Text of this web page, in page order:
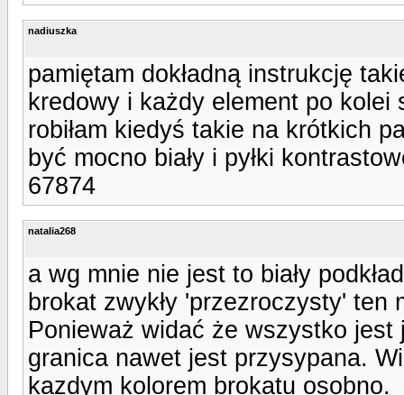
nadiuszka
pamiętam dokładną instrukcję
kredowy i każdy element po kolei
robiłam kiedyś takie na krótkich
być mocno biały i pyłki
67874
natalia268
a wg mnie nie jest to biały
brokat zwykły 'przezroczysty'
Ponieważ widać że wszystko
granica nawet jest przysypana.
kazdym kolorem brokatu osobno.